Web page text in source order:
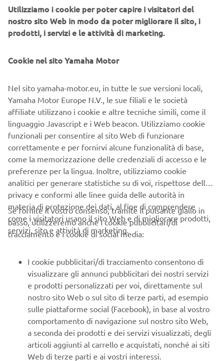
digital platforms and connected technologies for the
marine business. To further support this development,
Yamaha has acquired the software platform and
in 2023.
Skipperi’s software strength lies in its ability to develop
platforms to provide customers with comfortable marine
experiences. With the software platform, which uses
cutting-edge digital technology, boat clubs can operate
subscription-based rental of their boat fleet and make
boating more accessible, competitive, and enjoyable for
everyone. The app allows users to reserve boats, access
harbours, and manage boating trips, without the hassle of
owning a boat.
1/ 4
These initiatives align with Yamaha Marine’s CASE
serve the purpose of building a foundation for further
connected technology development by leveraging the
acquired digital assets and integrating them in Yamaha’s
marine digital solutions. Simultaneously, these operations
meet Yamaha’s aim to increase the sales of its digital
platform in the globally expanding sharing market.
Moreover, the objective of the new Yamaha company,
YMCI, is developing the software capabilities further and
Utilizziamo i cookie per poter capire i visitatori del
nostro sito Web in modo da poter migliorare il sito, i
prodotti, i servizi e le attività di marketing.
Cookie nel sito Yamaha Motor
Nel sito yamaha-motor.eu, in tutte le sue versioni locali,
Yamaha Motor Europe N.V., le sue filiali e le società
affiliate utilizzano i cookie e altre tecniche simili, come il
linguaggio Javascript e i Web beacon. Utilizziamo cookie
funzionali per consentire al sito Web di funzionare
correttamente e per fornirvi alcune funzionalità di base,
come la memorizzazione delle credenziali di accesso e le
preferenze per la lingua. Inoltre, utilizziamo cookie
analitici per generare statistiche su di voi, rispettose della
privacy e conformi alle linee guida delle autorità in
materia di protezione dei dati, al fine di comprendere
come i visitatori usano il sito Web e di migliorare prodotti,
servizi, sito e attività di marketing.
Se fornite il vostro consenso, tramite il pulsante giallo in
basso, utilizzeremo anche i cookie pubblicitari/di
tracciamento e i cookie di social media:
I cookie pubblicitari/di tracciamento consentono di
visualizzare gli annunci pubblicitari dei nostri servizi
e prodotti personalizzati per voi, direttamente sul
nostro sito Web o sul sito di terze parti, ad esempio
sulle piattaforme social (Facebook), in base al vostro
comportamento di navigazione sul nostro sito Web,
a seconda dei prodotti e dei servizi visualizzati, degli
articoli aggiunti al carrello e acquistati, nonché ai siti
Web di terze parti e ai vostri interessi.